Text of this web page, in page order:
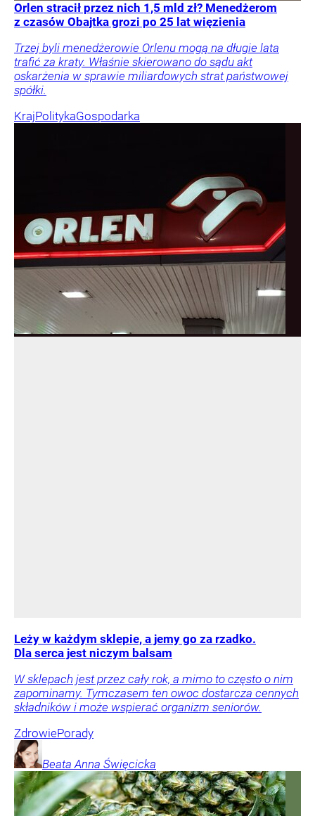
Orlen stracił przez nich 1,5 mld zł? Menedżerom
z czasów Obajtka grozi po 25 lat więzienia
Trzej byli menedżerowie Orlenu mogą na długie lata
trafić za kraty. Właśnie skierowano do sądu akt
oskarżenia w sprawie miliardowych strat państwowej
spółki.
KrajPolitykaGospodarka
Leży w każdym sklepie, a jemy go za rzadko.
Dla serca jest niczym balsam
W sklepach jest przez cały rok, a mimo to często o nim
zapominamy. Tymczasem ten owoc dostarcza cennych
składników i może wspierać organizm seniorów.
ZdrowiePorady
Beata Anna Święcicka